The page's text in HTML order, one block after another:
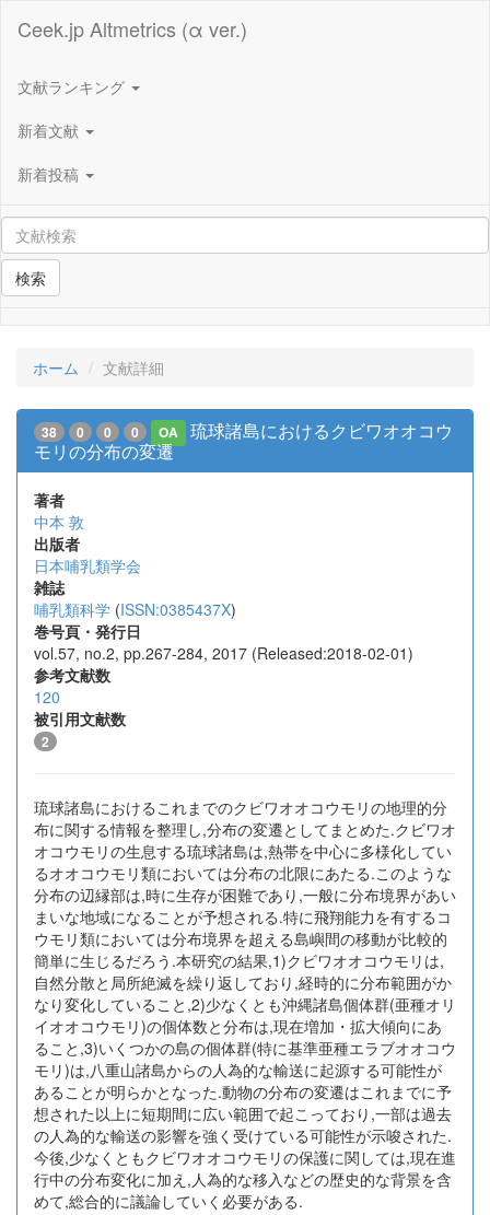
Ceek.jp Altmetrics (α ver.)
文献ランキング
新着文献
新着投稿
検索
ホーム 文献詳細
38 0 0 0 OA
琉球諸島におけるクビワオオコウ
モリの分布の変遷
著者
中本 敦
出版者
日本哺乳類学会
雑誌
哺乳類科学 (ISSN:0385437X)
巻号頁・発行日
vol.57, no.2, pp.267-284, 2017 (Released:2018-02-01)
参考文献数
120
被引用文献数
2
琉球諸島におけるこれまでのクビワオオコウモリの地理的分
布に関する情報を整理し,分布の変遷としてまとめた.クビワオ
オコウモリの生息する琉球諸島は,熱帯を中心に多様化してい
るオオコウモリ類においては分布の北限にあたる.このような
分布の辺縁部は,時に生存が困難であり,一般に分布境界があい
まいな地域になることが予想される.特に飛翔能力を有するコ
ウモリ類においては分布境界を超える島嶼間の移動が比較的
簡単に生じるだろう.本研究の結果,1)クビワオオコウモリは,
自然分散と局所絶滅を繰り返しており,経時的に分布範囲がか
なり変化していること,2)少なくとも沖縄諸島個体群(亜種オリ
イオオコウモリ)の個体数と分布は,現在増加・拡大傾向にあ
ること,3)いくつかの島の個体群(特に基準亜種エラブオオコウ
モリ)は,八重山諸島からの人為的な輸送に起源する可能性が
あることが明らかとなった.動物の分布の変遷はこれまでに予
想された以上に短期間に広い範囲で起こっており,一部は過去
の人為的な輸送の影響を強く受けている可能性が示唆された.
今後,少なくともクビワオオコウモリの保護に関しては,現在進
行中の分布変化に加え,人為的な移入などの歴史的な背景を含
めて,総合的に議論していく必要がある.